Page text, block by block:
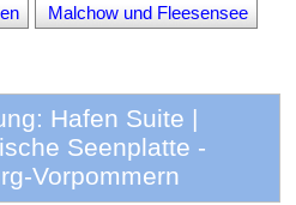
Malchow und Fleesensee
Hafen Suite |
Seenplatte -
Vorpommern